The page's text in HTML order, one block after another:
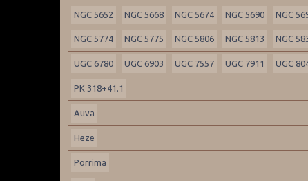
NGC 5652 NGC 5668 NGC 5674 NGC 5690 NGC
NGC 5774 NGC 5775 NGC 5806 NGC 5813 NGC
UGC 6780 UGC 6903 UGC 7557 UGC 7911 UGC
PK 318+41.1
Auva
Heze
Porrima